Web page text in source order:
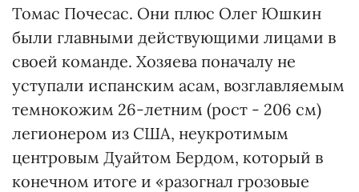
Томас Почесас. Они плюс Олег Юшкин
были главными действующими лицами в
своей команде. Хозяева поначалу не
уступали испанским асам, возглавляемым
темнокожим 26-летним (рост - 206 см)
легионером из США, неукротимым
центровым Дуайтом Бердом, который в
конечном итоге и «разогнал грозовые